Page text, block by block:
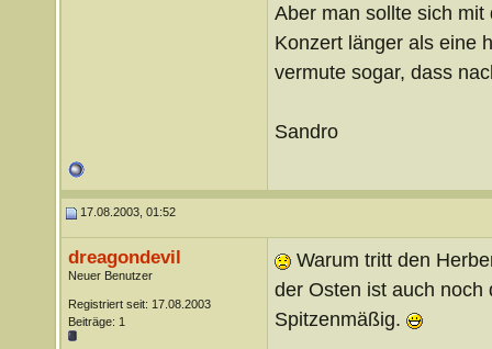
Aber man sollte sich
Konzert länger als eine
vermute sogar, dass
Sandro
17.08.2003, 01:52
dreagondevil
Neuer Benutzer
Registriert seit: 17.08.2003
Beiträge: 1
Warum tritt den
der Osten ist auch noch
Spitzenmäßig.